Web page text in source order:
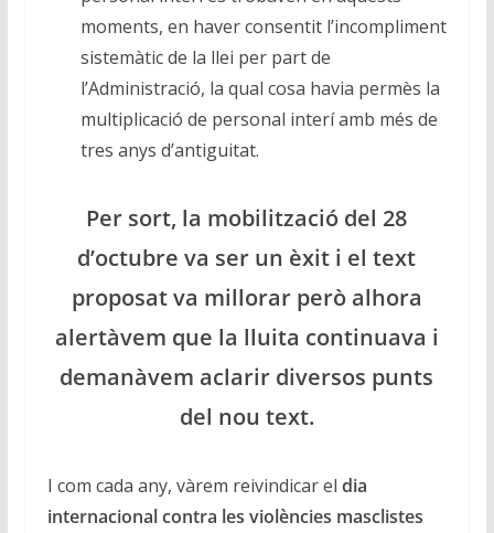
moments, en haver consentit l’incompliment
sistemàtic de la llei per part de
l’Administració, la qual cosa havia permès la
multiplicació de personal interí amb més de
tres anys d’antiguitat.
Per sort, la mobilització del 28
d’octubre va ser un èxit i el text
proposat va millorar però alhora
alertàvem que la lluita continuava i
demanàvem aclarir diversos punts
del nou text.
I com cada any, vàrem reivindicar el dia
internacional contra les violències masclistes